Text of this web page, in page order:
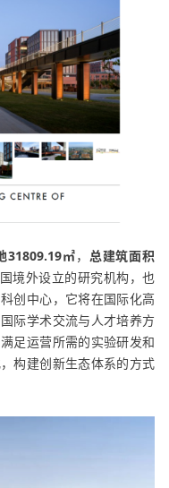
31809.19㎡， 总建筑面积
境外设立的研究机构，也
创中心，它将在国际化高
际学术交流与人才培养方
足运营所需的实验研发和
构建创新生态体系的方式